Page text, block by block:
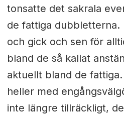
tonsatte det sakrala
de fattiga
och gick och sen för
bland de så kallat
aktuellt bland de
heller med
inte längre tillräckligt,